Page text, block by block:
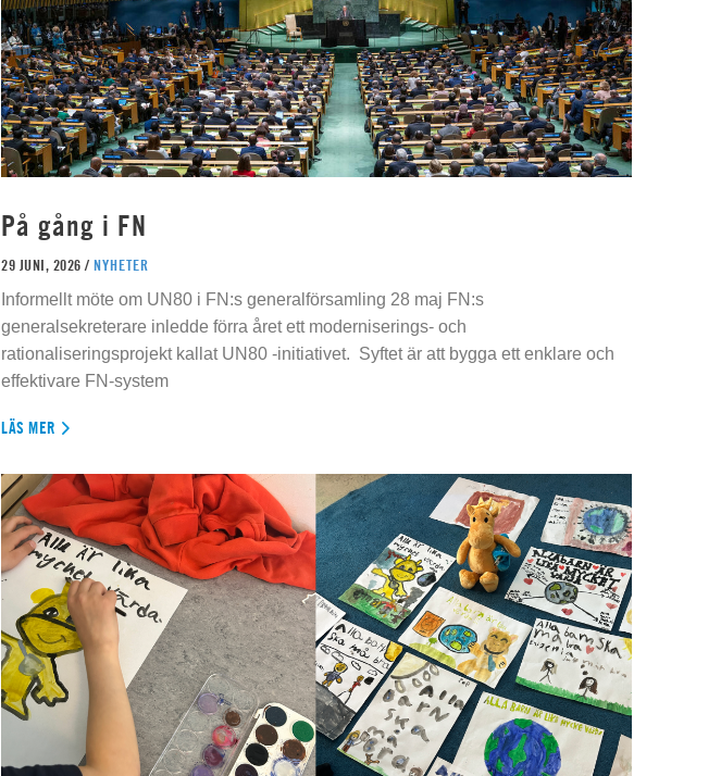
På gång i FN
29 JUNI, 2026 / NYHETER
Informellt möte om UN80 i FN:s generalförsamling 28 maj FN:s
generalsekreterare inledde förra året ett moderniserings- och
rationaliseringsprojekt kallat UN80 -initiativet. Syftet är att bygga ett enklare och
effektivare FN-system
LÄS MER